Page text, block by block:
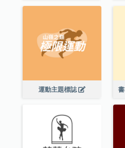
運動主題標誌